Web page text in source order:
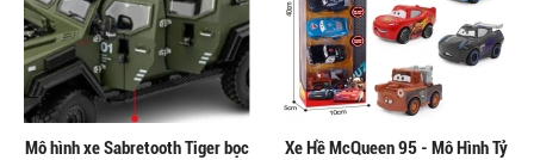
Mô hình xe Sabretooth Tiger bọc
Xe Hề McQueen 95 - Mô Hình Tỷ